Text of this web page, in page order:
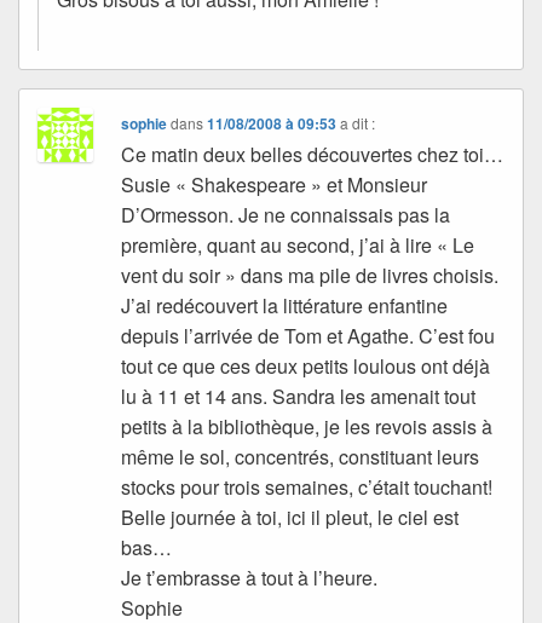
sophiedans11/08/2008 à 09:53 a dit :
Ce matin deux belles découvertes chez toi…
Susie « Shakespeare » et Monsieur
D’Ormesson. Je ne connaissais pas la
première, quant au second, j’ai à lire « Le
vent du soir » dans ma pile de livres choisis.
J’ai redécouvert la littérature enfantine
depuis l’arrivée de Tom et Agathe. C’est fou
tout ce que ces deux petits loulous ont déjà
lu à 11 et 14 ans. Sandra les amenait tout
petits à la bibliothèque, je les revois assis à
même le sol, concentrés, constituant leurs
stocks pour trois semaines, c’était touchant!
Belle journée à toi, ici il pleut, le ciel est
bas…
Je t’embrasse à tout à l’heure.
Sophie